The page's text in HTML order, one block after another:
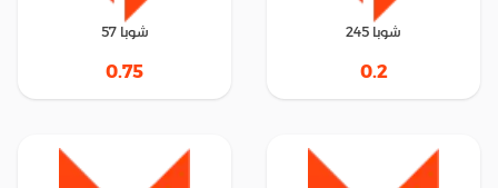
شوبا 245
0.2
شوبا 57
0.75